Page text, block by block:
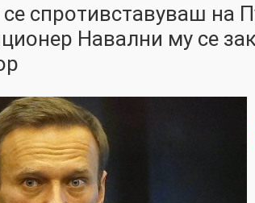
се спротивставуваш на
Навални му се